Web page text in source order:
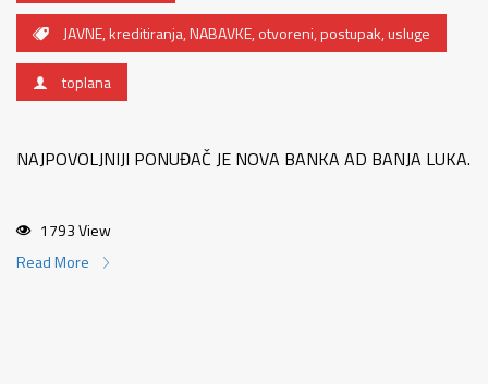
JAVNE,kreditiranja,NABAVKE,otvoreni,postupak,usluge
toplana
NAJPOVOLJNIJI PONUĐAČ JE NOVA BANKA AD BANJA LUKA.
1793 View
Read More